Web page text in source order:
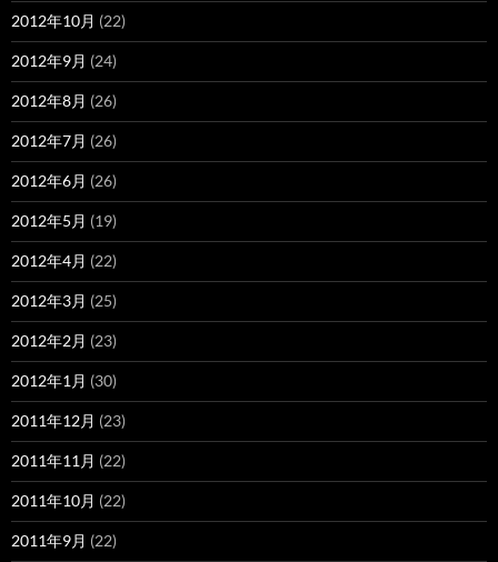
2012年10月 (22)
2012年9月 (24)
2012年8月 (26)
2012年7月 (26)
2012年6月 (26)
2012年5月 (19)
2012年4月 (22)
2012年3月 (25)
2012年2月 (23)
2012年1月 (30)
2011年12月 (23)
2011年11月 (22)
2011年10月 (22)
2011年9月 (22)